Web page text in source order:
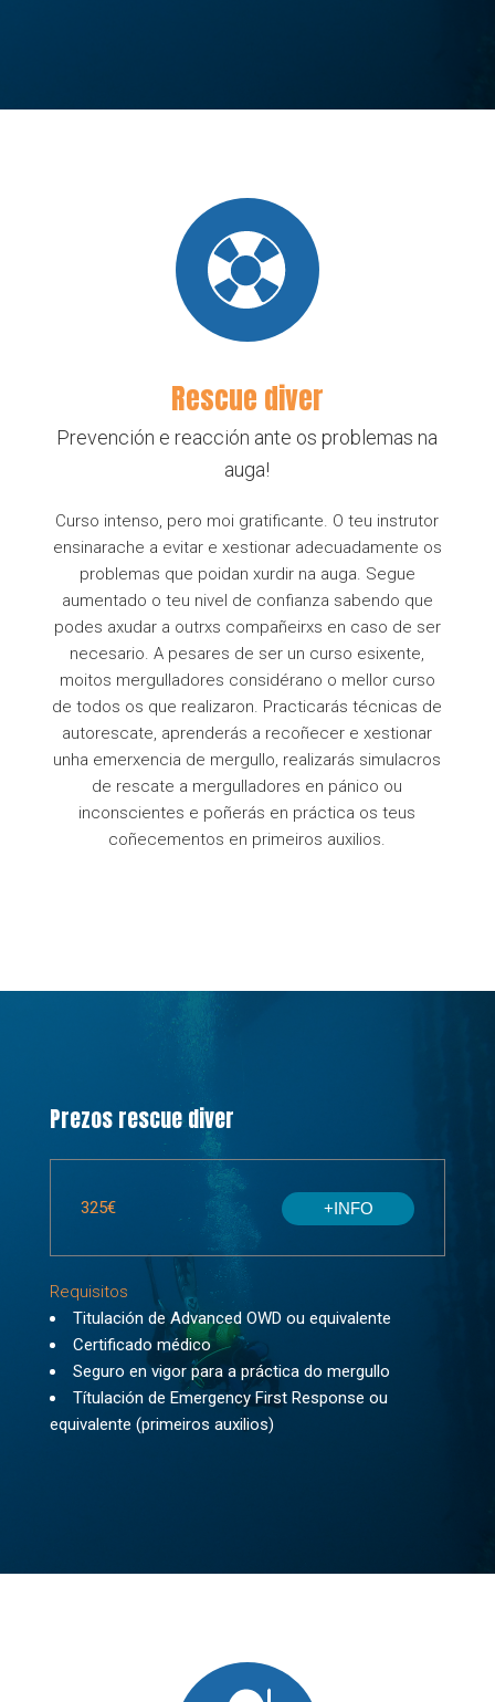
Rescue diver
Prevención e reacción ante os problemas na
auga!
Curso intenso, pero moi gratificante. O teu instrutor
ensinarache a evitar e xestionar adecuadamente os
problemas que poidan xurdir na auga. Segue
aumentado o teu nivel de confianza sabendo que
podes axudar a outrxs compañeirxs en caso de ser
necesario. A pesares de ser un curso esixente,
moitos mergulladores considérano o mellor curso
de todos os que realizaron. Practicarás técnicas de
autorescate, aprenderás a recoñecer e xestionar
unha emerxencia de mergullo, realizarás simulacros
de rescate a mergulladores en pánico ou
inconscientes e poñerás en práctica os teus
coñecementos en primeiros auxilios.
Prezos rescue diver
325€ +INFO
Requisitos
Titulación de Advanced OWD ou equivalente
Certificado médico
Seguro en vigor para a práctica do mergullo
Títulación de Emergency First Response ou
equivalente (primeiros auxilios)